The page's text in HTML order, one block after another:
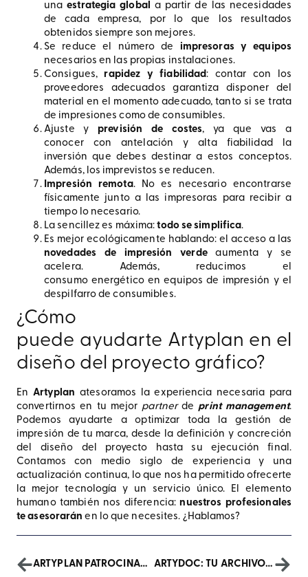
unaestrategia global a partir de las necesidades
de cada empresa, por lo que los resultados
obtenidos siempre son mejores.
Se reduce el número de impresoras y equipos
necesarios en las propias instalaciones.
Consigues,rapidez y fiabilidad: contar con los
proveedores adecuados garantiza disponer del
material en el momento adecuado, tanto si se trata
de impresiones como de consumibles.
Ajuste yprevisión de costes, ya que vas a
conocer con antelación y alta fiabilidad la
inversión que debes destinar a estos conceptos.
Además, los imprevistos se reducen.
Impresión remota. No es necesario encontrarse
físicamente junto a las impresoras para recibir a
tiempo lo necesario.
La sencillez es máxima:todo se simplifica.
Es mejor ecológicamente hablando: el acceso a las
novedades de impresión verdeaumenta y se
acelera. Además, reducimos el
consumo energético en equipos de impresión y el
despilfarro de consumibles.
¿Cómo
puede ayudarte Artyplan en el
diseño del proyecto gráfico?
En Artyplan atesoramos la experiencia necesaria para
convertirnos en tu mejor partnerdeprint management.
Podemos ayudarte a optimizar toda la gestión de
impresión de tu marca, desde la definición y concreción
del diseño del proyecto hasta su ejecución final.
Contamos con medio siglo de experiencia y una
actualización continua, lo que nos ha permitido ofrecerte
la mejor tecnología y un servicio único. El elemento
humano también nos diferencia:nuestros profesionales
te asesorarán en lo que necesites. ¿Hablamos?
ARTYPLAN PATROCINADOR DEL HOMENAGE “MIRALLES” ARTYDOC: TU ARCHIVO DIGITAL